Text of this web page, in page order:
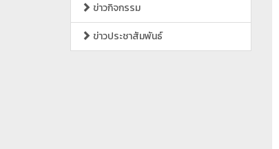
ข่าวกิจกรรม
ข่าวประชาสัมพันธ์